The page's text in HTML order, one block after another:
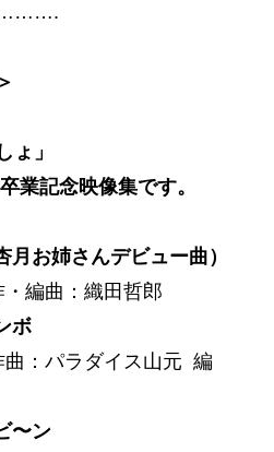
ょ」
業記念映像集です。
お姉さんデビュー曲）
編曲：織田哲郎
ボ
：パラダイス山元 編
〜ン